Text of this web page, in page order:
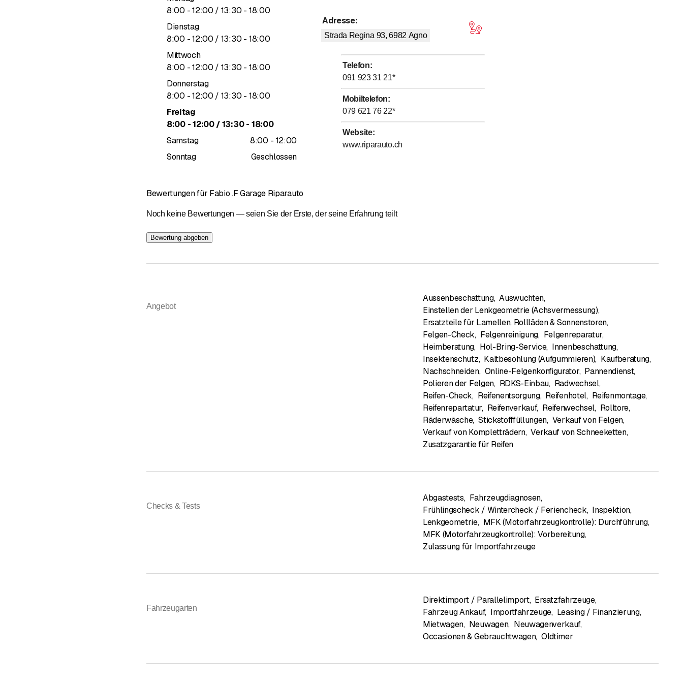
8:00 - bis
12:00 / 13:30 - bis
18:00
Dienstag
8:00 - bis
12:00 / 13:30 - bis
18:00
Mittwoch
8:00 - bis
12:00 / 13:30 - bis
18:00
Donnerstag
8:00 - bis
12:00 / 13:30 - bis
18:00
Freitag
8:00 - bis
12:00/ 13:30 - bis
18:00
Samstag
8:00 - bis
12:00
Sonntag
Geschlossen
Adresse:
Strada Regina 93, 6982 Agno
Telefon:
091 923 31 21*
Mobiltelefon:
079 621 76 22*
Website:
www.riparauto.ch
Bewertungen für Fabio .F Garage Riparauto
Noch keine Bewertungen — seien Sie der Erste, der seine Erfahrung teilt
Bewertung abgeben
Angebot
Aussenbeschattung, Auswuchten,
Einstellen der Lenkgeometrie (Achsvermessung),
Ersatzteile für Lamellen, Rollläden & Sonnenstoren,
Felgen-Check, Felgenreinigung, Felgenreparatur,
Heimberatung, Hol-Bring-Service, Innenbeschattung,
Insektenschutz, Kaltbesohlung (Aufgummieren), Kaufberatung,
Nachschneiden, Online-Felgenkonfigurator, Pannendienst,
Polieren der Felgen, RDKS-Einbau, Radwechsel,
Reifen-Check, Reifenentsorgung, Reifenhotel, Reifenmontage,
Reifenrepartatur, Reifenverkauf, Reifenwechsel, Rolltore,
Räderwäsche, Stickstofffüllungen, Verkauf von Felgen,
Verkauf von Kompletträdern, Verkauf von Schneeketten,
Zusatzgarantie für Reifen
Checks & Tests
Abgastests, Fahrzeugdiagnosen,
Frühlingscheck / Wintercheck / Feriencheck, Inspektion,
Lenkgeometrie, MFK (Motorfahrzeugkontrolle): Durchführung,
MFK (Motorfahrzeugkontrolle): Vorbereitung,
Zulassung für Importfahrzeuge
Fahrzeugarten
Direktimport / Parallelimport, Ersatzfahrzeuge,
Fahrzeug Ankauf, Importfahrzeuge, Leasing / Finanzierung,
Mietwagen, Neuwagen, Neuwagenverkauf,
Occasionen & Gebrauchtwagen, Oldtimer